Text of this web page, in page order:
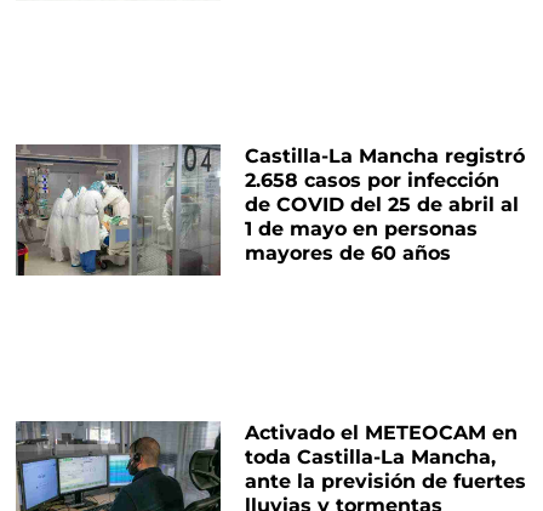
Castilla-La Mancha registró
2.658 casos por infección
de COVID del 25 de abril al
1 de mayo en personas
mayores de 60 años
Activado el METEOCAM en
toda Castilla-La Mancha,
ante la previsión de fuertes
lluvias y tormentas